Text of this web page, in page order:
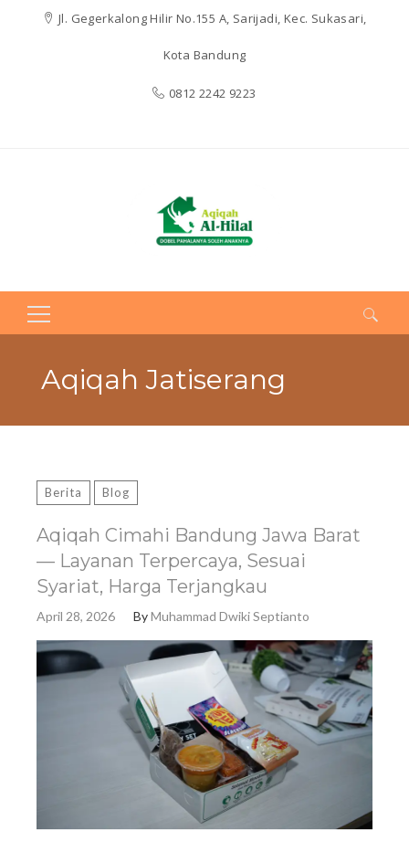
Jl. Gegerkalong Hilir No.155 A, Sarijadi, Kec. Sukasari,
Kota Bandung
0812 2242 9223
Search
Aqiqah Jatiserang
Berita Blog
Aqiqah Cimahi Bandung Jawa Barat
— Layanan Terpercaya, Sesuai
Syariat, Harga Terjangkau
April 28, 2026 ByMuhammad Dwiki Septianto